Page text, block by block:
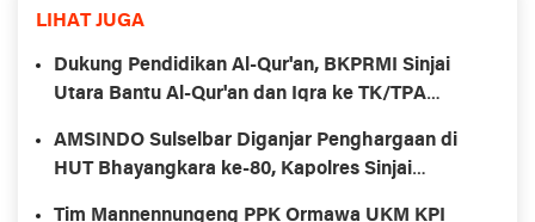
LIHAT JUGA
Dukung Pendidikan Al-Qur'an, BKPRMI Sinjai
Utara Bantu Al-Qur'an dan Iqra ke TK/TPA
AMSINDO Sulselbar Diganjar Penghargaan di
HUT Bhayangkara ke-80, Kapolres Sinjai
Tim Mannennungeng PPK Ormawa UKM KPI